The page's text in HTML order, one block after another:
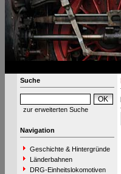
Suche
zur erweiterten Suche
Navigation
Geschichte & Hintergründe
Länderbahnen
DRG-Einheitslokomotiven